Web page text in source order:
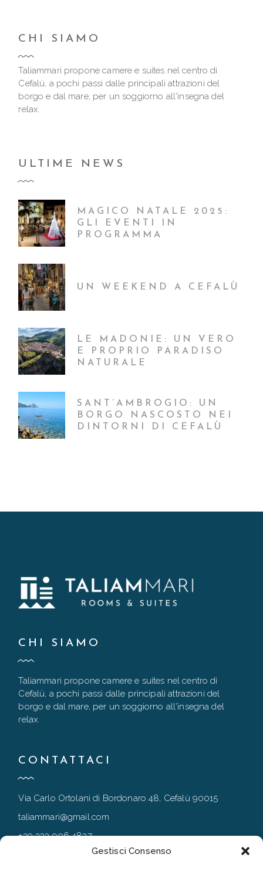
Gestisci Consenso
CHI SIAMO
Taliammari propone camere e suites nel centro di
Cefalù, a pochi passi dalle principali attrazioni del
borgo e dal mare, per un soggiorno all'insegna del
relax.
ULTIME NEWS
MAGICO NATALE 2025:
GLI EVENTI IN
PROGRAMMA
UN WEEKEND A CEFALÙ
LE MADONIE: UN VERO
E PROPRIO PARADISO
NATURALE
SANT’AMBROGIO: UN
BORGO NASCOSTO NEI
DINTORNI DI CEFALÙ
CHI SIAMO
Taliammari propone camere e suites nel centro di
Cefalù, a pochi passi dalle principali attrazioni del
borgo e dal mare, per un soggiorno all'insegna del
relax.
CONTATTACI
Via Carlo Ortolani di Bordonaro 48, Cefalù 90015
taliammari@gmail.com
+39 333 906 4837